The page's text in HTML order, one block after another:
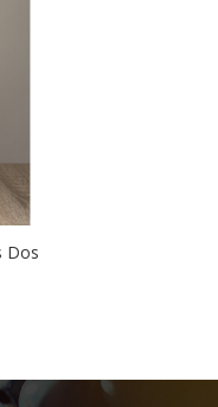
Dos